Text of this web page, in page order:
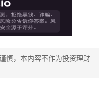
慎，本内容不作为投资理财